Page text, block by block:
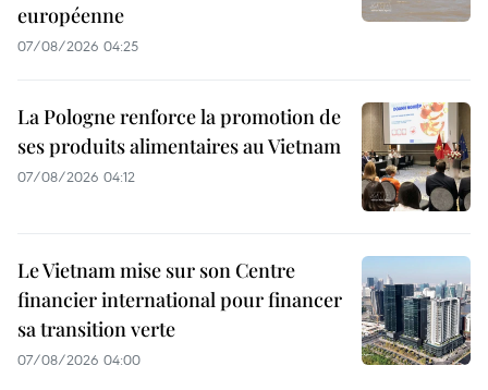
européenne
07/08/2026 04:25
La Pologne renforce la promotion de
ses produits alimentaires au Vietnam
07/08/2026 04:12
Le Vietnam mise sur son Centre
financier international pour financer
sa transition verte
07/08/2026 04:00